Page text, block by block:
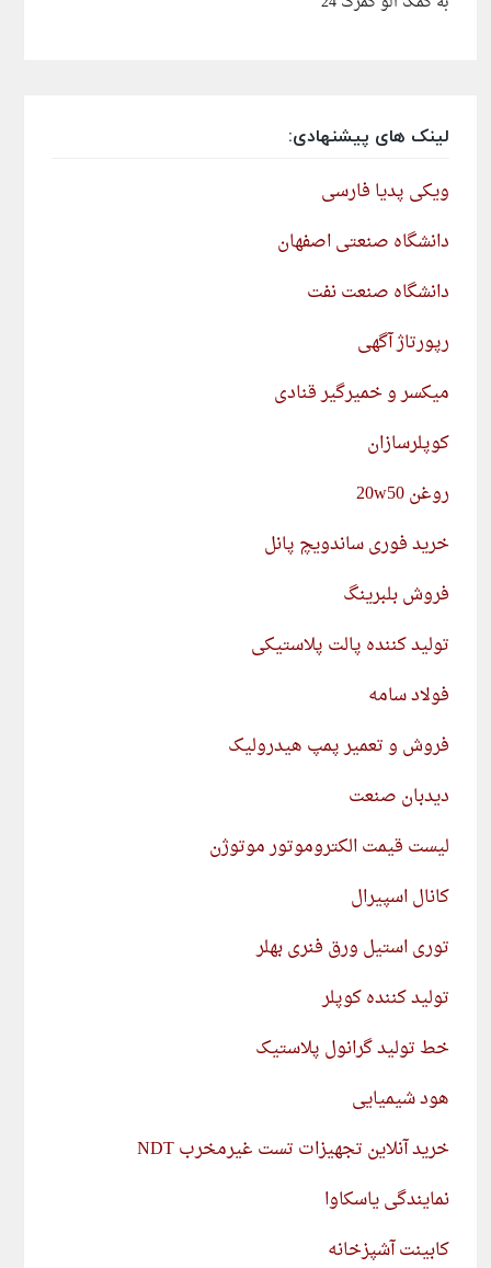
لینک های پیشنهادی:
ویکی پدیا فارسی
دانشگاه صنعتی اصفهان
دانشگاه صنعت نفت
رپورتاژ آگهی
میکسر و خمیرگیر قنادی
کوپلرسازان
روغن 20w50
خرید فوری ساندویچ پانل
فروش بلبرینگ
تولید کننده پالت پلاستیکی
فولاد سامه
فروش و تعمیر پمپ هیدرولیک
دیدبان صنعت
لیست قیمت الکتروموتور موتوژن
کانال اسپیرال
توری استیل ورق فنری بهلر
تولید کننده کوپلر
خط تولید گرانول پلاستیک
هود شیمیایی
خرید آنلاین تجهیزات تست غیرمخرب NDT
نمایندگی یاسکاوا
کابینت آشپزخانه